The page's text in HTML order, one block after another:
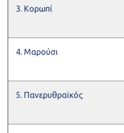
3. Κορωπί
4. Μαρούσι
5. Πανερυθραϊκός